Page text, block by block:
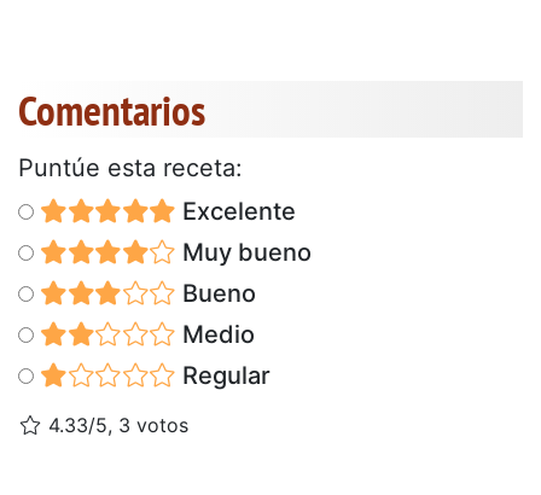
Comentarios
Puntúe esta receta:
Excelente
Muy bueno
Bueno
Medio
Regular
4.33/5, 3 votos